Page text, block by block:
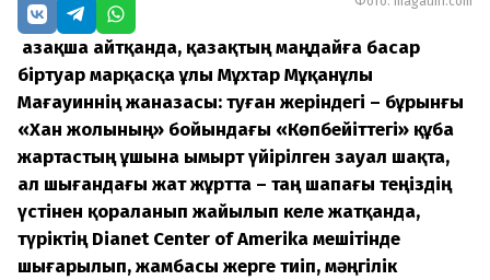
Қазақша айтқанда, қазақтың маңдайға басар
біртуар марқасқа ұлы Мұхтар Мұқанұлы
Мағауиннің жаназасы: туған жеріндегі – бұрынғы
«Хан жолының» бойындағы «Көпбейіттегі» құба
жартастың ұшына ымырт үйірілген зауал шақта,
ал шығандағы жат жұртта – таң шапағы теңіздің
үстінен қораланып жайылып келе жатқанда,
түріктің Dianet Center of Amerika мешітінде
шығарылып, жамбасы жерге тиіп, мәңгілік